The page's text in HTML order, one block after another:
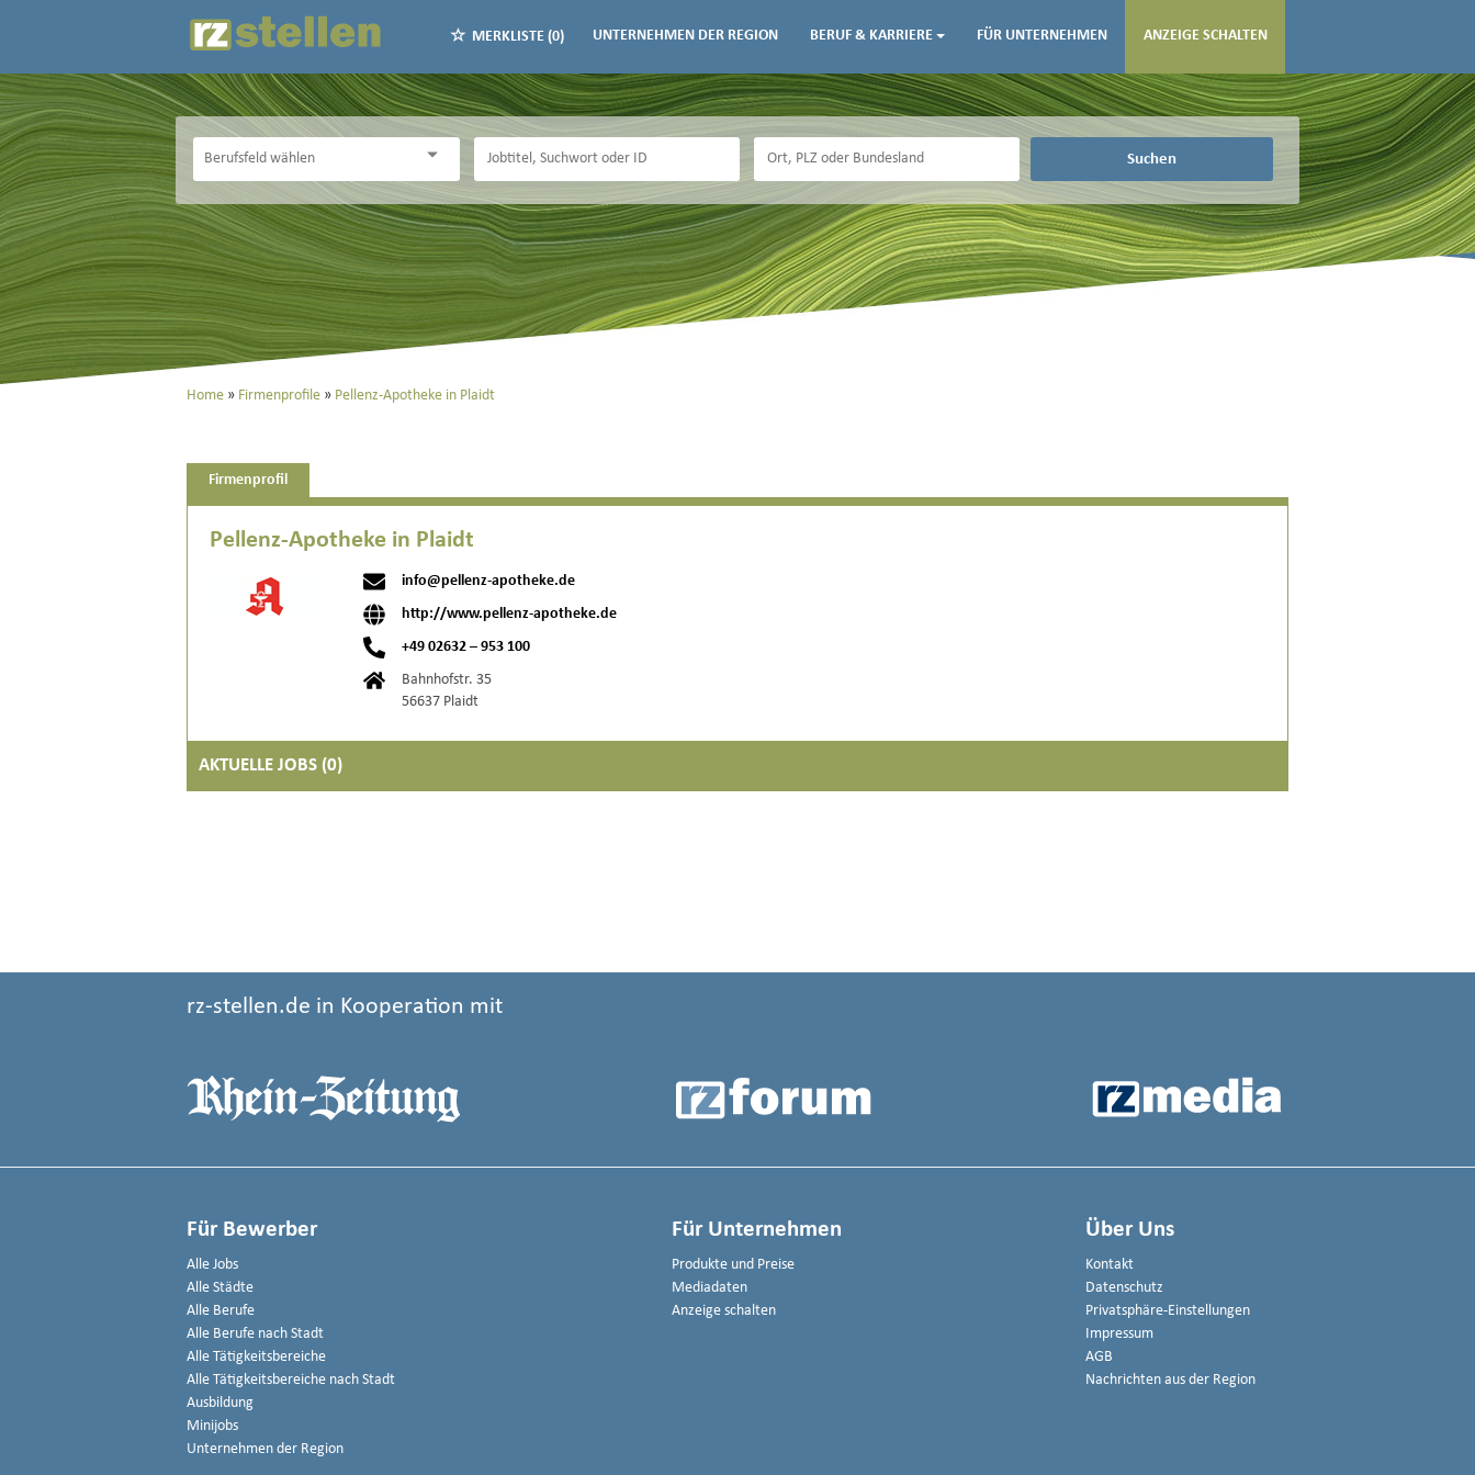
MERKLISTE (0) UNTERNEHMEN DER REGION BERUF & KARRIERE FÜR UNTERNEHMEN ANZEIGE SCHALTEN
Suchen
Home Firmenprofile Pellenz-Apotheke in Plaidt
Firmenprofil
Pellenz-Apotheke in Plaidt
info@pellenz-apotheke.de
http://www.pellenz-apotheke.de
+49 02632 – 953 100
Bahnhofstr. 35
56637 Plaidt
AKTUELLE JOBS (0)
rz-stellen.de in Kooperation mit
Für Bewerber
Alle Jobs
Alle Städte
Alle Berufe
Alle Berufe nach Stadt
Alle Tätigkeitsbereiche
Alle Tätigkeitsbereiche nach Stadt
Ausbildung
Minijobs
Unternehmen der Region
Für Unternehmen
Produkte und Preise
Mediadaten
Anzeige schalten
Über Uns
Kontakt
Datenschutz
Privatsphäre-Einstellungen
Impressum
AGB
Nachrichten aus der Region